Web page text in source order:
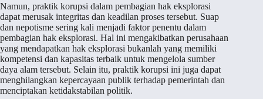
Namun, praktik korupsi dalam pembagian hak eksplorasi
dapat merusak integritas dan keadilan proses tersebut. Suap
dan nepotisme sering kali menjadi faktor penentu dalam
pembagian hak eksplorasi. Hal ini mengakibatkan perusahaan
yang mendapatkan hak eksplorasi bukanlah yang memiliki
kompetensi dan kapasitas terbaik untuk mengelola sumber
daya alam tersebut. Selain itu, praktik korupsi ini juga dapat
menghilangkan kepercayaan publik terhadap pemerintah dan
menciptakan ketidakstabilan politik.